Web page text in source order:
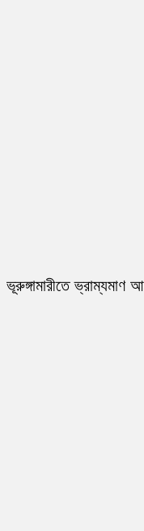
ভূরুঙ্গামারীতে ভ্রাম্যমাণ